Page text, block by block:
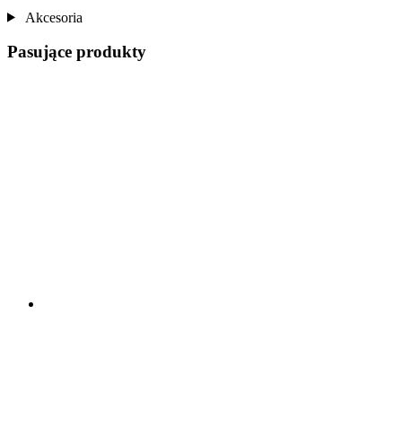
Akcesoria
Pasujące produkty